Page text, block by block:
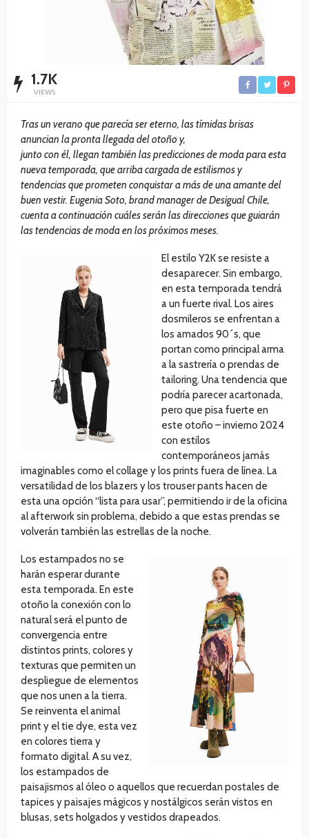
1.7K
VIEWS
Tras un verano que parecía ser eterno, las tímidas brisas
anuncian la pronta llegada del otoño y,
junto con él, llegan también las predicciones de moda para esta
nueva temporada, que arriba cargada de estilismos y
tendencias que prometen conquistar a más de una amante del
buen vestir. Eugenia Soto, brand manager de Desigual Chile,
cuenta a continuación cuáles serán las direcciones que guiarán
las tendencias de moda en los próximos meses.
El estilo Y2K se resiste a
desaparecer. Sin embargo,
en esta temporada tendrá
a un fuerte rival. Los aires
dosmileros se enfrentan a
los amados 90´s, que
portan como principal arma
a la sastrería o prendas de
tailoring. Una tendencia que
podría parecer acartonada,
pero que pisa fuerte en
este otoño – invierno 2024
con estilos
contemporáneos jamás
imaginables como el collage y los prints fuera de línea. La
versatilidad de los blazers y los trouser pants hacen de
esta una opción “lista para usar”, permitiendo ir de la oficina
al afterwork sin problema, debido a que estas prendas se
volverán también las estrellas de la noche.
Los estampados no se
harán esperar durante
esta temporada. En este
otoño la conexión con lo
natural será el punto de
convergencia entre
distintos prints, colores y
texturas que permiten un
despliegue de elementos
que nos unen a la tierra.
Se reinventa el animal
print y el tie dye, esta vez
en colores tierra y
formato digital. A su vez,
los estampados de
paisajismos al óleo o aquellos que recuerdan postales de
tapices y paisajes mágicos y nostálgicos serán vistos en
blusas, sets holgados y vestidos drapeados.